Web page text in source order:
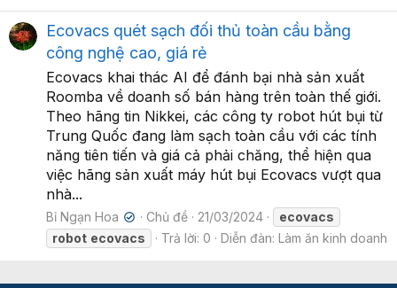
Ecovacs quét sạch đối thủ toàn cầu bằng
công nghệ cao, giá rẻ
Ecovacs khai thác AI để đánh bại nhà sản xuất
Roomba về doanh số bán hàng trên toàn thế giới.
Theo hãng tin Nikkei, các công ty robot hút bụi từ
Trung Quốc đang làm sạch toàn cầu với các tính
năng tiên tiến và giá cả phải chăng, thể hiện qua
việc hãng sản xuất máy hút bụi Ecovacs vượt qua
nhà...
Bỉ Ngạn Hoa ✔ Chủ đề 21/03/2024
ecovacs
robot ecovacs Trả lời: 0 Diễn đàn: Làm ăn kinh doanh